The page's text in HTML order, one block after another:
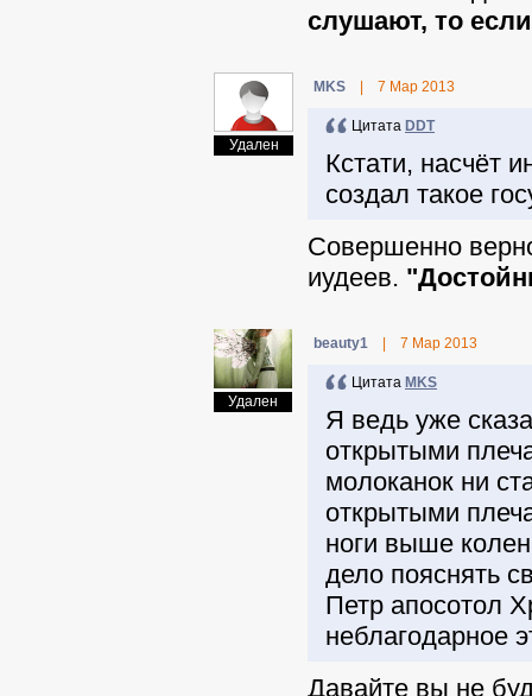
слушают, то
Удален
MKS 7 Мар 2013
Цитата DDT
Кстати, насчёт
создал такое
Совершенно
иудеев.
Удален
beauty1 7 Мар 2013
Цитата MKS
Я ведь уже
открытыми
молоканок ни
открытыми
ноги выше
дело пояснять
Петр апосотол
неблагодарное
Давайте вы не